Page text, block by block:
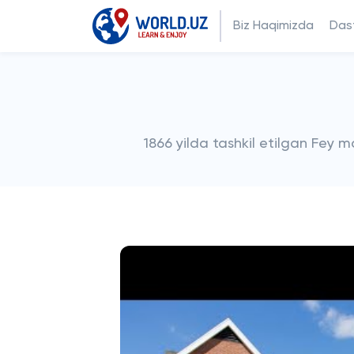
Biz Haqimizda
1866 yilda tashkil etilgan Fey